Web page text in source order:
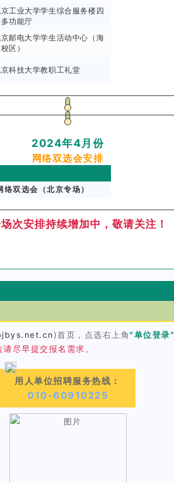
工业大学学生综合服务楼四
功能厅
邮电大学学生活动中心（海
区）
科技大学教职工礼堂
2024年4月份
网络双选会安排
双选会（北京专场）
次安排持续增加中，敬请关注！
)首页，点选右上角"单位登录"
尽早提交报名需求。
用人单位招聘服务热线：
010-60910225